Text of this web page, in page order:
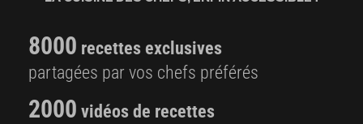
8000 recettes exclusives
partagées par vos chefs préférés
2000 vidéos de recettes